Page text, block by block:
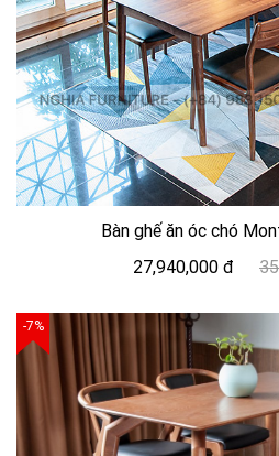
Bàn ghế ăn óc chó
27,940,000 đ
-7%